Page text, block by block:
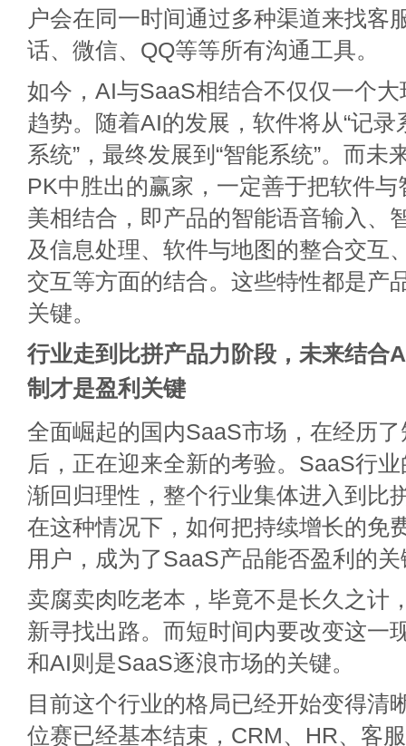
户会在同一时间通过多种渠道来找客
话、微信、QQ等等所有沟通工具。
如今，AI与SaaS相结合不仅仅一个
趋势。随着AI的发展，软件将从“记录
系统”，最终发展到“智能系统”。而未
PK中胜出的赢家，一定善于把软件
美相结合，即产品的智能语音输入、
及信息处理、软件与地图的整合交互
交互等方面的结合。这些特性都是产
关键。
行业走到比拼产品力阶段，未来结合
制才是盈利关键
全面崛起的国内SaaS市场，在经历
后，正在迎来全新的考验。SaaS行
渐回归理性，整个行业集体进入到比
在这种情况下，如何把持续增长的免
用户，成为了SaaS产品能否盈利的
卖腐卖肉吃老本，毕竟不是长久之计
新寻找出路。而短时间内要改变这一
和AI则是SaaS逐浪市场的关键。
目前这个行业的格局已经开始变得清
位赛已经基本结束，CRM、HR、客